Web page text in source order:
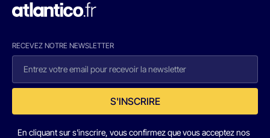
RECEVEZ NOTRE NEWSLETTER
S'INSCRIRE
En cliquant sur s'inscrire, vous confirmez que vous acceptez nos